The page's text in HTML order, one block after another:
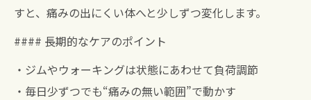
すと、痛みの出にくい体へと少しずつ変化します。
#### 長期的なケアのポイント
・ジムやウォーキングは状態にあわせて負荷調節
・毎日少ずつでも“痛みの無い範囲”で動かす